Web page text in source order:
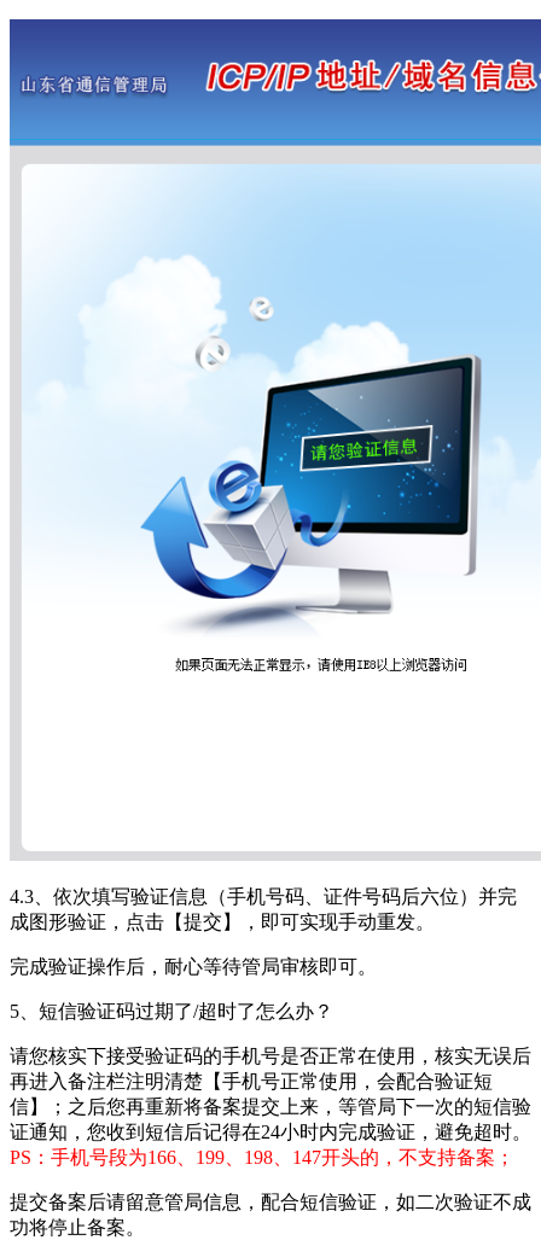
4.3、依次填写验证信息（手机号码、证件号码后六位）并完
成图形验证，点击【提交】，即可实现手动重发。
完成验证操作后，耐心等待管局审核即可。
5、短信验证码过期了/超时了怎么办？
请您核实下接受验证码的手机号是否正常在使用，核实无误后
再进入备注栏注明清楚【手机号正常使用，会配合验证短
信】；之后您再重新将备案提交上来，等管局下一次的短信验
证通知，您收到短信后记得在24小时内完成验证，避免超时。
PS：手机号段为166、199、198、147开头的，不支持备案；
提交备案后请留意管局信息，配合短信验证，如二次验证不成
功将停止备案。